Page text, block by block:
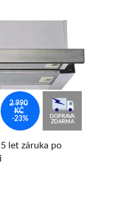
2 990
KČ
-23%
DOPRAVA
ZDARMA
let záruka po